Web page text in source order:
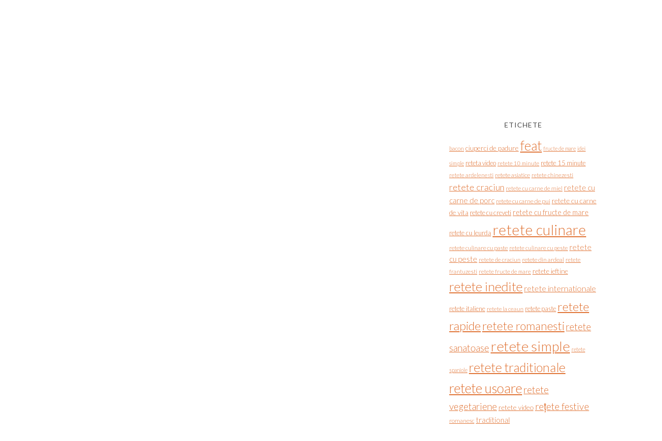
ETICHETE
bacon ciuperci de padure feat fructe de mare idei
simple reteta video retete 10 minute retete 15 minute
retete ardelenesti retete asiatice retete chinezesti
retete craciun retete cu carne de miel retete cu
carne de porc retete cu carne de pui retete cu carne
de vita retete cu creveti retete cu fructe de mare
retete cu leurda retete culinare
retete culinare cu paste retete culinare cu peste retete
cu peste retete de craciun retete din ardeal retete
frantuzesti retete fructe de mare retete ieftine
retete inedite retete internationale
retete italiene retete la ceaun retete paste retete
rapideretete romanesti retete
sanatoase retete simple retete
spaniole retete traditionale
retete usoare retete
vegetariene retete video rețete festive
romanesc traditional